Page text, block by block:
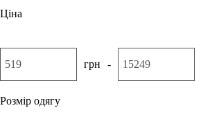
Ціна
грн -
Розмір одягу